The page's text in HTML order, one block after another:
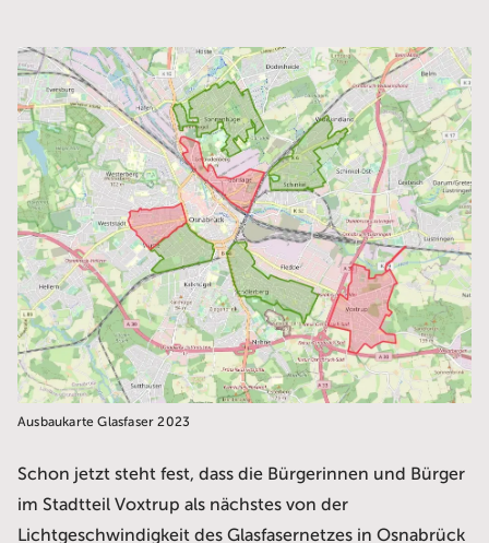
Ausbaukarte Glasfaser 2023
Schon jetzt steht fest, dass die Bürgerinnen und Bürger
im Stadtteil Voxtrup als nächstes von der
Lichtgeschwindigkeit des Glasfasernetzes in Osnabrück